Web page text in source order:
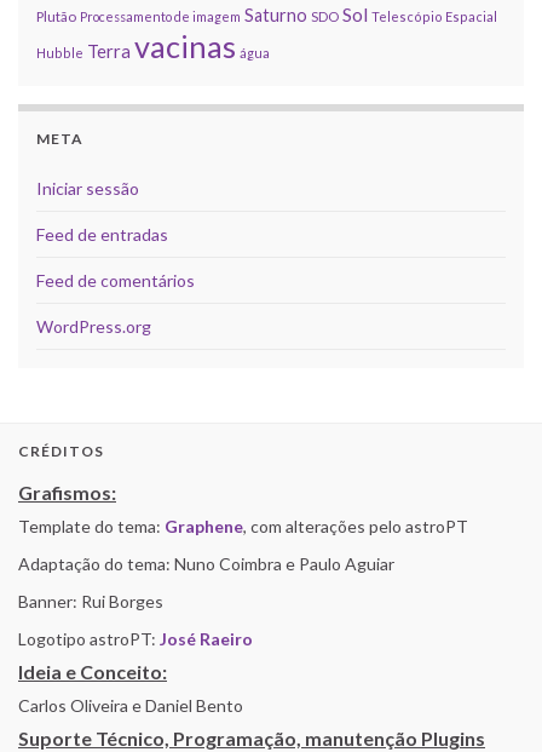
Plutão Processamento de imagem Saturno SDO Sol Telescópio Espacial
Hubble Terra vacinas água
META
Iniciar sessão
Feed de entradas
Feed de comentários
WordPress.org
CRÉDITOS
Grafismos:
Template do tema: Graphene, com alterações pelo astroPT
Adaptação do tema: Nuno Coimbra e Paulo Aguiar
Banner: Rui Borges
Logotipo astroPT: José Raeiro
Ideia e Conceito:
Carlos Oliveira e Daniel Bento
Suporte Técnico, Programação, manutenção Plugins